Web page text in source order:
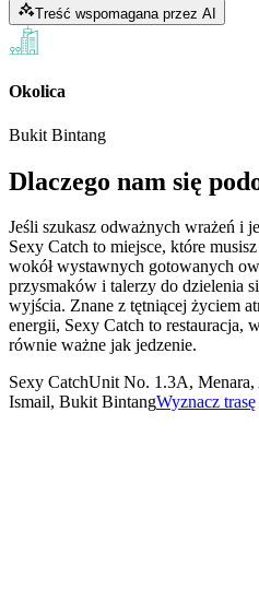
Treść wspomagana przez AI
Okolica
Bukit Bintang
Dlaczego nam się
Jeśli szukasz odważnych wrażeń i
Sexy Catch to miejsce, które
wokół wystawnych gotowanych
przysmaków i talerzy do dzielenia
wyjścia. Znane z tętniącej życiem
energii, Sexy Catch to restauracja,
równie ważne jak jedzenie.
Sexy CatchUnit No. 1.3A, Menara,
Ismail, Bukit BintangWyznacz trasę